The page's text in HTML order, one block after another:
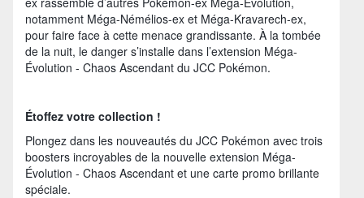
notamment Méga-Némélios-ex et Méga-Kravarech-ex,
pour faire face à cette menace grandissante. À la tombée
de la nuit, le danger s’installe dans l’extension Méga-
Évolution - Chaos Ascendant du JCC Pokémon.
Étoffez votre collection !
Plongez dans les nouveautés du JCC Pokémon avec trois
boosters incroyables de la nouvelle extension Méga-
Évolution - Chaos Ascendant et une carte promo brillante
spéciale.